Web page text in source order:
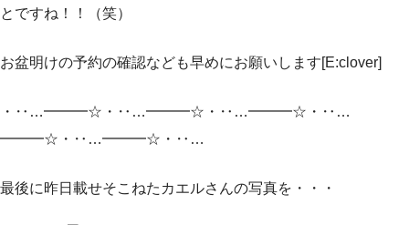
とですね！！（笑）
お盆明けの予約の確認なども早めにお願いします[E:clover]
・‥…━━━☆・‥…━━━☆・‥…━━━☆・‥…
━━━☆・‥…━━━☆・‥…
最後に昨日載せそこねたカエルさんの写真を・・・